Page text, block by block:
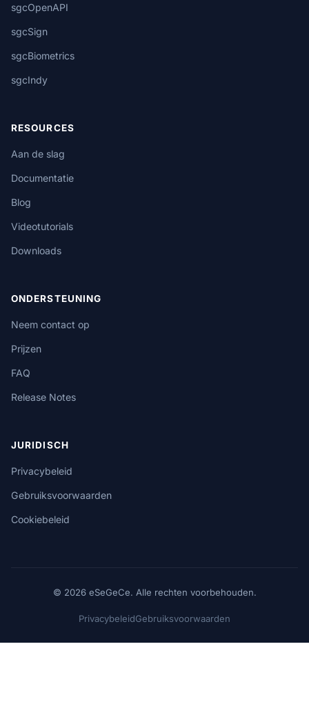
sgcOpenAPI
sgcSign
sgcBiometrics
sgcIndy
RESOURCES
Aan de slag
Documentatie
Blog
Videotutorials
Downloads
ONDERSTEUNING
Neem contact op
Prijzen
FAQ
Release Notes
JURIDISCH
Privacybeleid
Gebruiksvoorwaarden
Cookiebeleid
© 2026 eSeGeCe. Alle rechten voorbehouden.
PrivacybeleidGebruiksvoorwaarden